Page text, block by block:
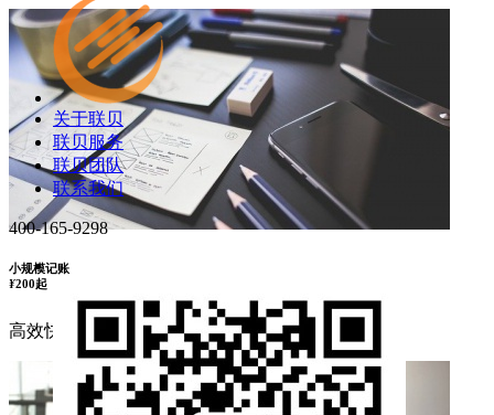
小规模记账
¥200起
高效快捷,费用公开
关于联贝
联贝服务
联贝团队
联系我们
400-165-9298